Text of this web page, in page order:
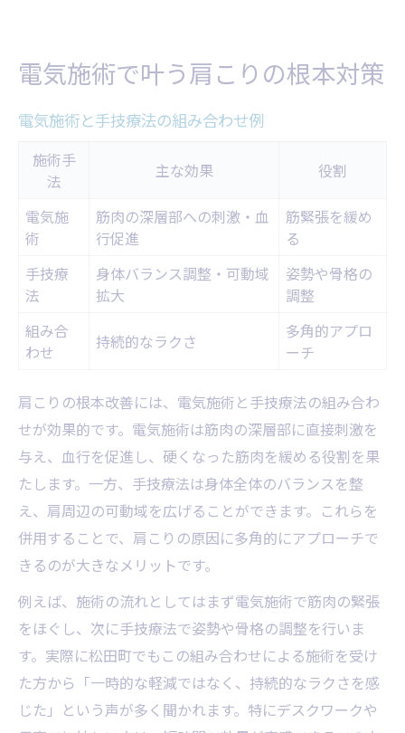
電気施術で叶う肩こりの根本対策
電気施術と手技療法の組み合わせ例
施術手
法
主な効果 役割
電気施
術
筋肉の深層部への刺激・血
行促進
筋緊張を緩め
る
手技療
法
身体バランス調整・可動域
拡大
姿勢や骨格の
調整
組み合
わせ
持続的なラクさ
多角的アプロ
ーチ
肩こりの根本改善には、電気施術と手技療法の組み合わ
せが効果的です。電気施術は筋肉の深層部に直接刺激を
与え、血行を促進し、硬くなった筋肉を緩める役割を果
たします。一方、手技療法は身体全体のバランスを整
え、肩周辺の可動域を広げることができます。これらを
併用することで、肩こりの原因に多角的にアプローチで
きるのが大きなメリットです。
例えば、施術の流れとしてはまず電気施術で筋肉の緊張
をほぐし、次に手技療法で姿勢や骨格の調整を行いま
す。実際に松田町でもこの組み合わせによる施術を受け
た方から「一時的な軽減ではなく、持続的なラクさを感
じた」という声が多く聞かれます。特にデスクワークや